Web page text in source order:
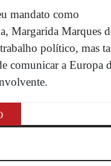
mandato como
Margarida Marques
político, mas
comunicar a Europa